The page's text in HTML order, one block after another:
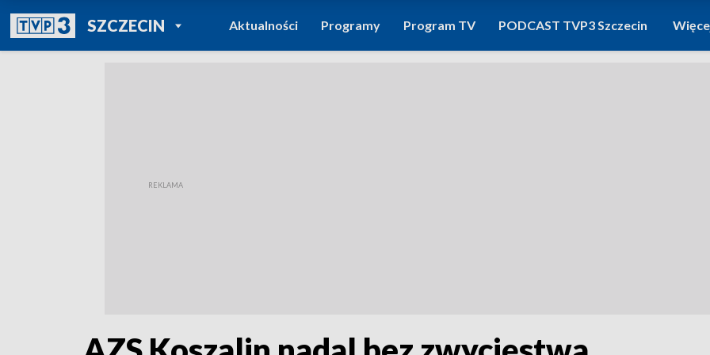
SZCZECINPOWRÓT DO
TVP REGIONY
Aktualności Programy Program TV PODCAST TVP3 Szczecin